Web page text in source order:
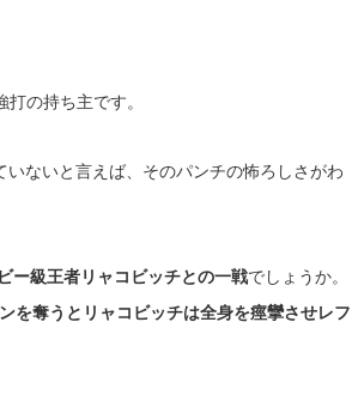
の持ち主です。
いないと言えば、そのパンチの怖ろしさがわ
ー級王者リャコビッチとの一戦でしょうか。
を奪うとリャコビッチは全身を痙攣させレフ